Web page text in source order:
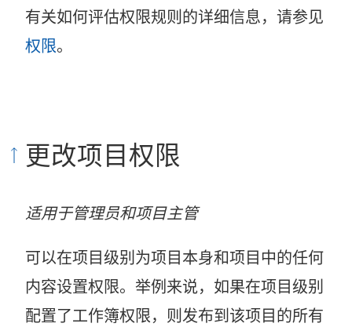
有关如何评估权限规则的详细信息，请参见
权限。
更改项目权限
适用于管理员和项目主管
可以在项目级别为项目本身和项目中的任何
内容设置权限。举例来说，如果在项目级别
配置了工作簿权限，则发布到该项目的所有